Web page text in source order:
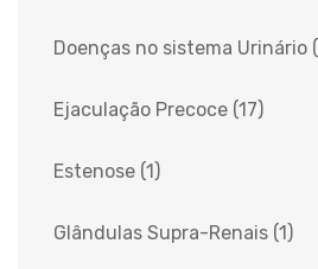
Doenças no sistema Urinário
Ejaculação Precoce (17)
Estenose (1)
Glândulas Supra-Renais (1)